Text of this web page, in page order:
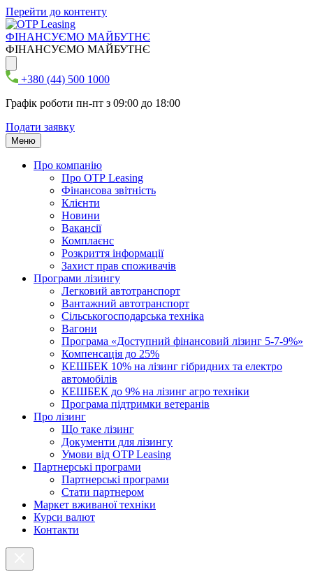
Перейти до контенту
ФІНАНСУЄМО МАЙБУТНЄ
ФІНАНСУЄМО МАЙБУТНЄ
+380 (44) 500 1000
Графік роботи пн-пт з 09:00 до 18:00
Подати заявку
Меню
Про компанію
Про ОТР Leasing
Фінансова звітність
Клієнти
Новини
Вакансії
Комплаєнс
Розкриття інформації
Захист прав споживачів
Програми лізингу
Легковий автотранспорт
Вантажний автотранспорт
Cільськогосподарська техніка
Вагони
Програма «Доступний фінансовий лізинг 5-7-9%»
Компенсація до 25%
КЕШБЕК 10% на лізинг гібридних та електро
автомобілів
КЕШБЕК до 9% на лізинг агро техніки
Програма підтримки ветеранів
Про лізинг
Що таке лізинг
Документи для лізингу
Умови від OTP Leasing
Партнерські програми
Партнерські програми
Стати партнером
Маркет вживаної техніки
Курси валют
Контакти